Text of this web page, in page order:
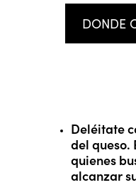
valor
medio
de
la
misma
página.
DONDE
Deléitate
del queso.
quienes
alcanzar